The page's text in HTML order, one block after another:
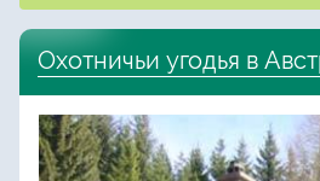
Охотничьи угодья в